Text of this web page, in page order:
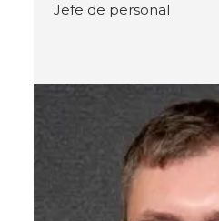
Jefe de personal